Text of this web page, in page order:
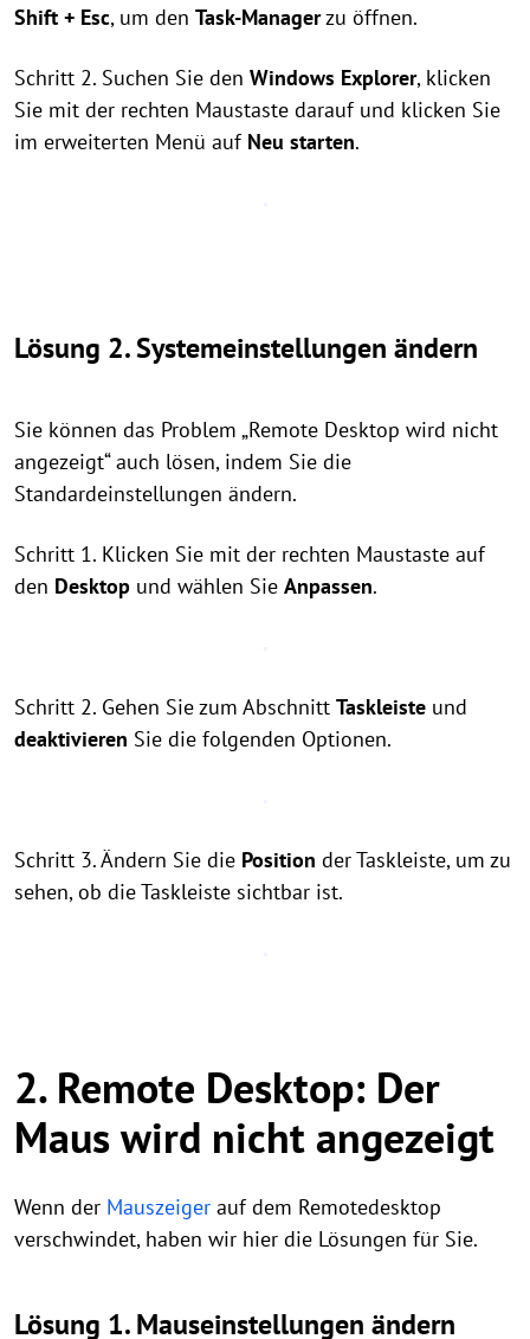
Shift + Esc, um den Task-Managerzu öffnen.
Schritt 2. Suchen Sie den Windows Explorer, klicken
Sie mit der rechten Maustaste darauf und klicken Sie
im erweiterten Menü auf Neu starten.
Lösung 2. Systemeinstellungen ändern
Sie können das Problem „Remote Desktop wird nicht
angezeigt“ auch lösen, indem Sie die
Standardeinstellungen ändern.
Schritt 1. Klicken Sie mit der rechten Maustaste auf
den Desktop und wählen Sie Anpassen.
Schritt 2. Gehen Sie zum Abschnitt Taskleiste und
deaktivieren Sie die folgenden Optionen.
Schritt 3. Ändern Sie die Position der Taskleiste, um zu
sehen, ob die Taskleiste sichtbar ist.
2. Remote Desktop: Der
Maus wird nicht angezeigt
Wenn der Mauszeiger auf dem Remotedesktop
verschwindet, haben wir hier die Lösungen für Sie.
Lösung 1. Mauseinstellungen ändern